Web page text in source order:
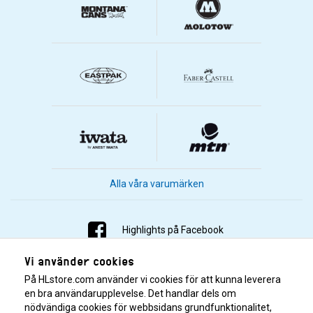
Alla våra varumärken
Highlights på Facebook
Highlights på Instagram
Highlights på Youtube
Vi använder cookies
På HLstore.com använder vi cookies för att kunna leverera
en bra användarupplevelse. Det handlar dels om
nödvändiga cookies för webbsidans grundfunktionalitet,